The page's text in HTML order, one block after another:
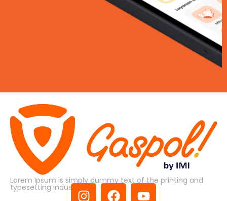
Lorem Ipsum is simply dummy text of the printing and
typesetting industry.